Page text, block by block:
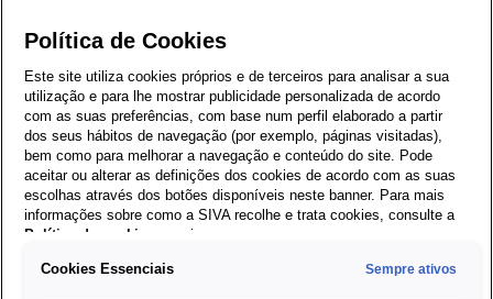
Explicamos em alguns pontos como é que esta tecnologia
funciona.
Graças a uma integração entre eficiência e sistema de
regeneração inteligente, enquanto o carro está em
movimento a energia cinética é capturada e usada para
carregar a bateria.
Na travagem regenerativa a energia que normalmente
desgasta os calços dos travões é bem utilizada. Durante
assume o controlo, alimentando os equipamentos
Política de Cookies
Este site utiliza cookies próprios e de terceiros para analisar a sua
utilização e para lhe mostrar publicidade personalizada de acordo
com as suas preferências, com base num perfil elaborado a partir
dos seus hábitos de navegação (por exemplo, páginas visitadas),
bem como para melhorar a navegação e conteúdo do site. Pode
aceitar ou alterar as definições dos cookies de acordo com as suas
escolhas através dos botões disponíveis neste banner. Para mais
informações sobre como a SIVA recolhe e trata cookies, consulte a
Política de cookies
em vigor.
Cookies Essenciais Sempre ativos